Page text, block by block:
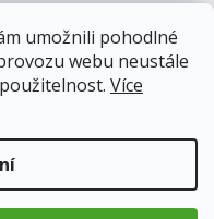
umožnili pohodlné
webu neustále
Více